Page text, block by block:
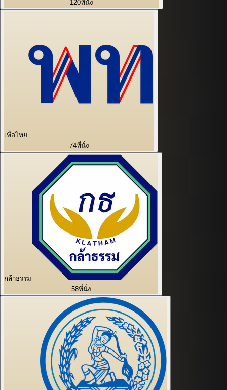
120ที่นั่ง
เพื่อไทย
74ที่นั่ง
กล้าธรรม
58ที่นั่ง